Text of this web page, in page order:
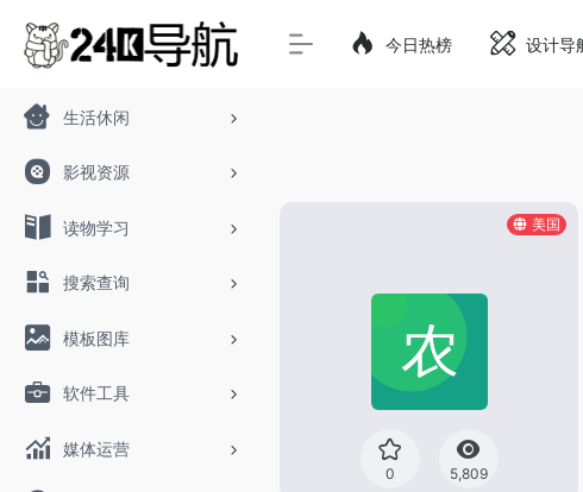
生活休闲
影视资源
读物学习
搜索查询
模板图库
软件工具
媒体运营
今日热榜 设计导
美国
0 5,809